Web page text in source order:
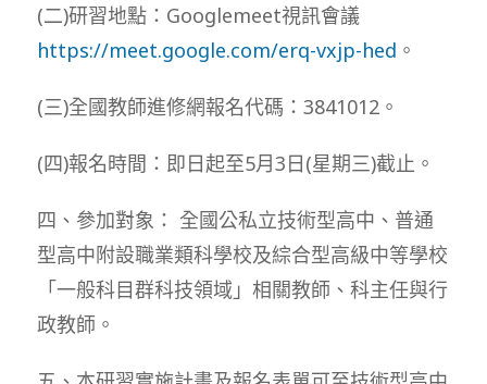
(二)研習地點：Googlemeet視訊會議
https://meet.google.com/erq-vxjp-hed 。
(三)全國教師進修網報名代碼：3841012。
(四)報名時間：即日起至5月3日(星期三)截止。
四、參加對象： 全國公私立技術型高中、普通
型高中附設職業類科學校及綜合型高級中等學校
「一般科目群科技領域」相關教師、科主任與行
政教師。